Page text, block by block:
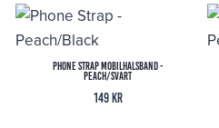
Phone Strap Mobilhalsband -
Peach/Svart
149 kr